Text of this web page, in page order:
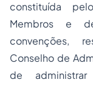
constituída
Membros e
convenções,
Conselho de
de